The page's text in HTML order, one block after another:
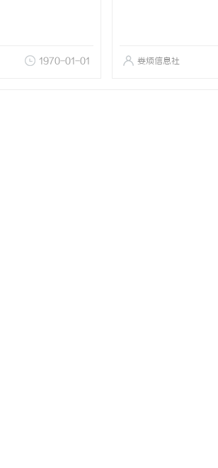
1970-01-01 娄烦信息社